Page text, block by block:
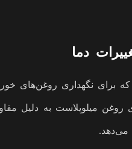
برای نگهداری روغن‌های
میلوپلاست به دلیل
می‌دهد.